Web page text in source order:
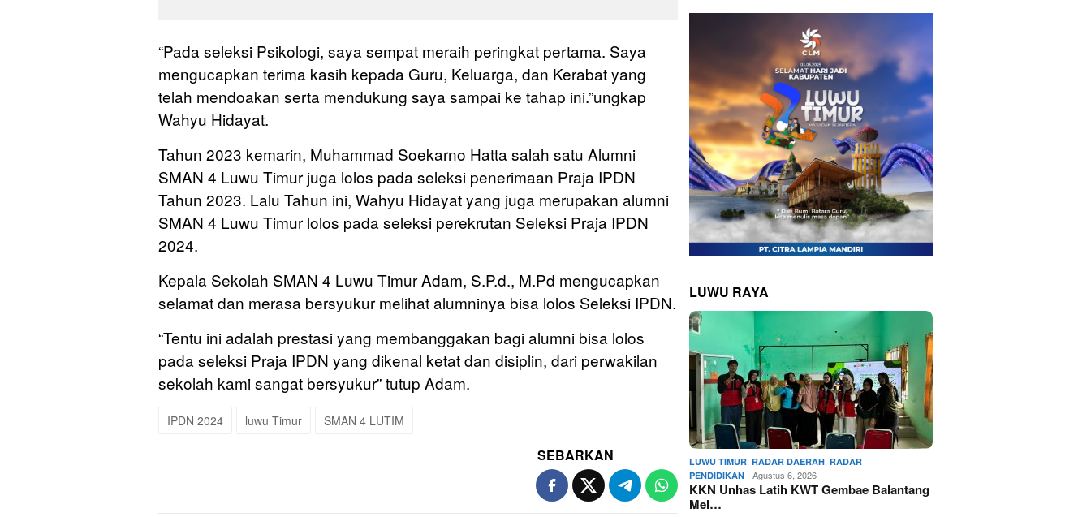
“Pada seleksi Psikologi, saya sempat meraih peringkat pertama. Saya
mengucapkan terima kasih kepada Guru, Keluarga, dan Kerabat yang
telah mendoakan serta mendukung saya sampai ke tahap ini.”ungkap
Wahyu Hidayat.
Tahun 2023 kemarin, Muhammad Soekarno Hatta salah satu Alumni
SMAN 4 Luwu Timur juga lolos pada seleksi penerimaan Praja IPDN
Tahun 2023. Lalu Tahun ini, Wahyu Hidayat yang juga merupakan alumni
SMAN 4 Luwu Timur lolos pada seleksi perekrutan Seleksi Praja IPDN
2024.
Kepala Sekolah SMAN 4 Luwu Timur Adam, S.P.d., M.Pd mengucapkan
selamat dan merasa bersyukur melihat alumninya bisa lolos Seleksi IPDN.
“Tentu ini adalah prestasi yang membanggakan bagi alumni bisa lolos
pada seleksi Praja IPDN yang dikenal ketat dan disiplin, dari perwakilan
sekolah kami sangat bersyukur” tutup Adam.
IPDN 2024 luwu Timur SMAN 4 LUTIM
SEBARKAN
LUWU RAYA
LUWU TIMUR,RADAR DAERAH,RADAR
PENDIDIKAN
Agustus 6, 2026
KKN Unhas Latih KWT Gembae Balantang
Mel…